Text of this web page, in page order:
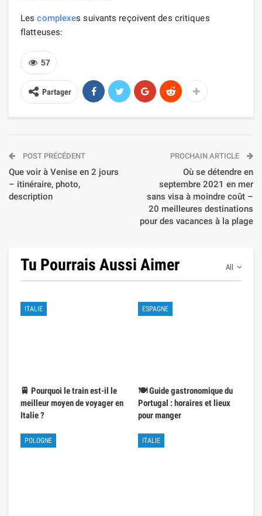
Lescomplexes suivants reçoivent des critiques
flatteuses:
57
Partager
POST PRÉCÉDENT
Que voir à Venise en 2 jours
– itinéraire, photo,
description
PROCHAIN ARTICLE
Où se détendre en
septembre 2021 en mer
sans visa à moindre coût –
20 meilleures destinations
pour des vacances à la plage
All
Tu Pourrais Aussi Aimer
ITALIE
🚆 Pourquoi le train est-il le
meilleur moyen de voyager en
Italie ?
ESPAGNE
🍽️ Guide gastronomique du
Portugal : horaires et lieux
pour manger
POLOGNE ITALIE